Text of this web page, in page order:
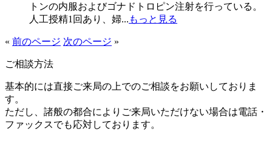
トンの内服およびゴナドトロピン注射を行っている。
人工授精1回あり、婦... もっと見る
« 前のページ 次のページ »
ご相談方法
基本的には直接ご来局の上でのご相談をお願いしておりま
す。
ただし、諸般の都合によりご来局いただけない場合は電話・
ファックスでも応対しております。